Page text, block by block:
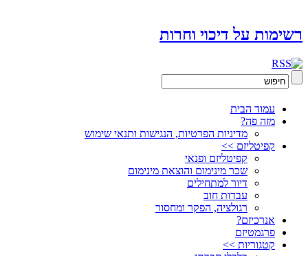
רשימות על דיכוי וחרות
עמוד הבית
מזה פה?
מדיניות הפרטיות, הנגישות ותנאי שימוש
קפיטליזם >>
קפיטליזם ופנאי
שכר מינימום והוצאת מינימום
דיור למתחילים
עבדות חוב
רגולציה, הפקר ומחסור
אנרכיזם?
פרגמטיזם
קטגוריות >>